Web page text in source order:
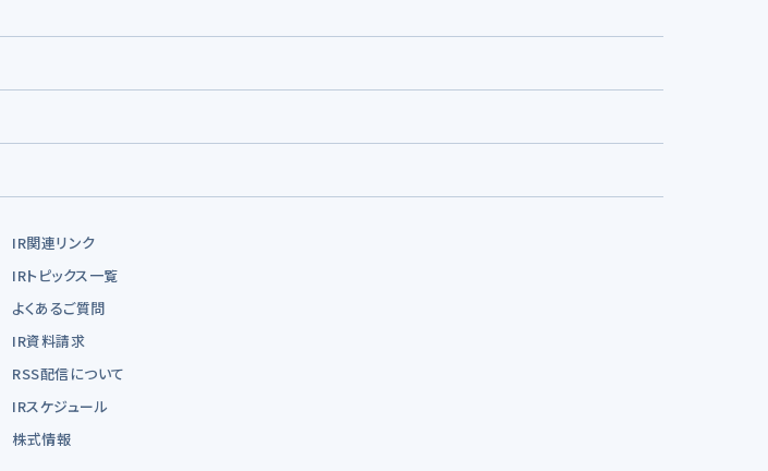
IR関連リンク
IRトピックス一覧
よくあるご質問
IR資料請求
RSS配信について
IRスケジュール
株式情報